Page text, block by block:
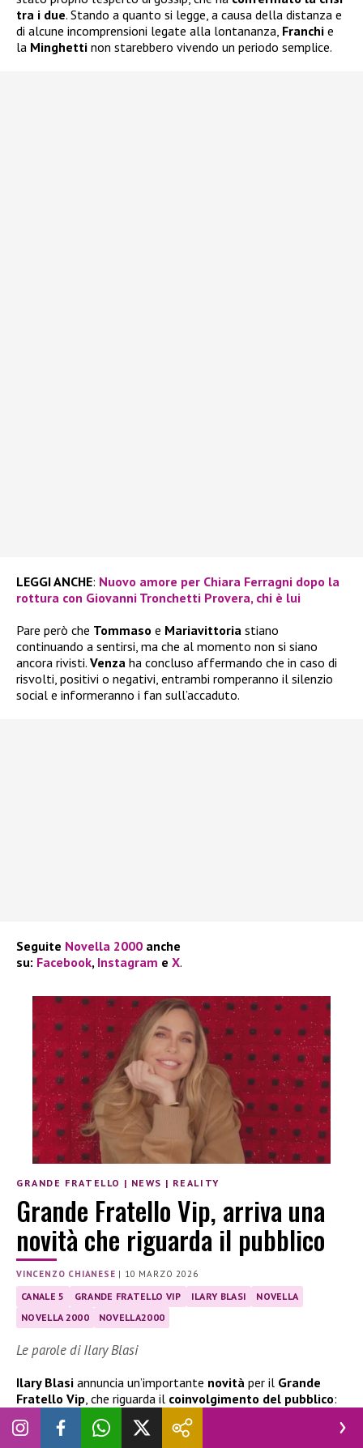
tra i due. Stando a quanto si legge, a causa della distanza e
di alcune incomprensioni legate alla lontananza, Franchi e
la Minghetti non starebbero vivendo un periodo semplice.
LEGGI ANCHE: Nuovo amore per Chiara Ferragni dopo la
rottura con Giovanni Tronchetti Provera, chi è lui
Pare però che Tommaso e Mariavittoria stiano
continuando a sentirsi, ma che al momento non si siano
ancora rivisti. Venza ha concluso affermando che in caso di
risvolti, positivi o negativi, entrambi romperanno il silenzio
social e informeranno i fan sull’accaduto.
Seguite Novella 2000 anche
su: Facebook, Instagram e X.
GRANDE FRATELLO | NEWS | REALITY
Grande Fratello Vip, arriva una
novità che riguarda il pubblico
VINCENZO CHIANESE | 10 MARZO 2026
CANALE 5 GRANDE FRATELLO VIP ILARY BLASI
NOVELLA
NOVELLA 2000
NOVELLA2000
Le parole di Ilary Blasi
Ilary Blasi annuncia un’importante novità per il Grande
Fratello Vip , che riguarda il coinvolgimento del pubblico:
ecco di cosa si tratta e le parole della conduttrice.